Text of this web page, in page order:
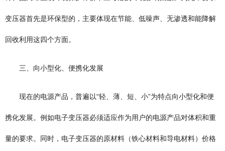
变压器首先是环保型的，主要体现在节能、低噪声、无渗透和能降解
回收利用这四个方面。
三、向小型化、便携化发展
现在的电源产品，普遍以“轻、薄、短、小”为特点向小型化和便
携化发展。例如电子变压器必须适应作为用户的电源产品对体积和重
量的要求。同时，电子变压器的原材料（铁心材料和导电材料）价格